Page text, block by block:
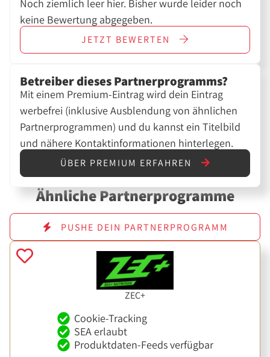
Noch ziemlich leer hier. Bisher wurde leider noch
keine Bewertung abgegeben.
JETZT BEWERTEN
Betreiber dieses Partnerprogramms?
Mit einem Premium-Eintrag wird dein Eintrag
werbefrei (inklusive Ausblendung von ähnlichen
Partnerprogrammen) und du kannst ein Titelbild
und nähere Kontaktinformationen hinterlegen.
ÜBER PREMIUM ERFAHREN
Ähnliche Partnerprogramme
PUSHE DEIN PARTNERPROGRAMM
ZEC+
Cookie-Tracking
SEA erlaubt
Produktdaten-Feeds verfügbar